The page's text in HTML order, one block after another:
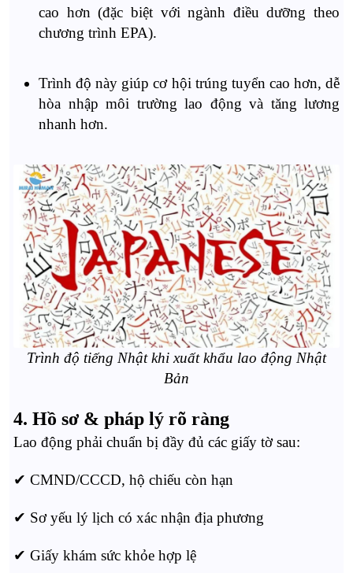
cao hơn (đặc biệt với ngành điều dưỡng theo
chương trình EPA).
Trình độ này giúp cơ hội trúng tuyển cao hơn, dễ
hòa nhập môi trường lao động và tăng lương
nhanh hơn.
Trình độ tiếng Nhật khi xuất khẩu lao động Nhật
Bản
4. Hồ sơ & pháp lý rõ ràng
Lao động phải chuẩn bị đầy đủ các giấy tờ sau:
✔ CMND/CCCD, hộ chiếu còn hạn
✔ Sơ yếu lý lịch có xác nhận địa phương
✔ Giấy khám sức khỏe hợp lệ